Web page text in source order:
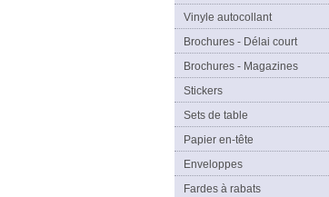
Vinyle autocollant
Brochures - Délai court
Brochures - Magazines
Stickers
Sets de table
Papier en-tête
Enveloppes
Fardes à rabats